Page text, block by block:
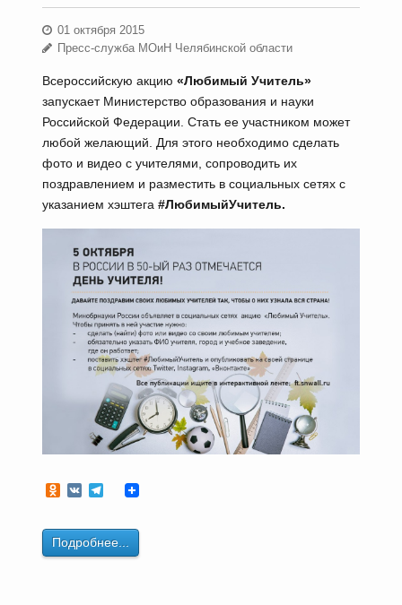
01 октября 2015
Пресс-служба МОиН Челябинской области
Всероссийскую акцию «Любимый Учитель»
запускает Министерство образования и науки
Российской Федерации. Стать ее участником может
любой желающий. Для этого необходимо сделать
фото и видео с учителями, сопроводить их
поздравлением и разместить в социальных сетях с
указанием хэштега #ЛюбимыйУчитель.
Odnoklassniki
VKTelegram
Подробнее...